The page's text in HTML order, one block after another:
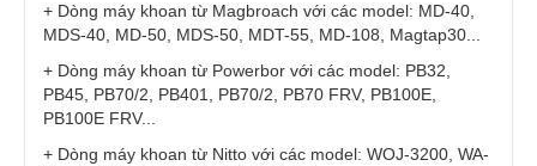
+ Dòng máy khoan từ Magbroach với các model: MD-40,
MDS-40, MD-50, MDS-50, MDT-55, MD-108, Magtap30...
+ Dòng máy khoan từ Powerbor với các model: PB32,
PB45, PB70/2, PB401, PB70/2, PB70 FRV, PB100E,
PB100E FRV...
+ Dòng máy khoan từ Nitto với các model: WOJ-3200, WA-